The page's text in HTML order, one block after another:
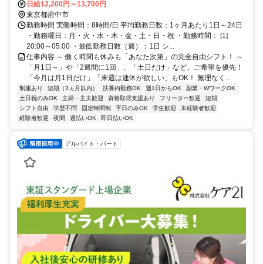
日給12,200円～13,700円
東京都府中市
勤務時間 実働時間：8時間/日 平均勤務日数：1ヶ月あたり1日～24日
・勤務曜日：月・火・水・木・金・土・日・祝 ・勤務時間： [1]
20:00～05:00 ・最低勤務日数（週）：1日 シ...
仕事内容 ～ 働く時間も休みも「あなた次第」の完全自由シフト！ ～
「月1日～」や「2週間に1回」、「土日だけ」など、ご希望を優先！
「今月は月1日だけ」「来週は連休が欲しい」もOK！ 無理なく...
制服あり 短期（3ヵ月以内） 扶養内勤務OK 週1日からOK
副業・WワークOK
土日祝のみOK
主婦・主夫歓迎 資格取得支援あり フリーター歓迎
短期
シフト自由
学歴不問 固定時間制 平日のみOK 学生歓迎
未経験者歓迎
経験者歓迎
夜間 週払いOK 即日払いOK
アルバイト・パート